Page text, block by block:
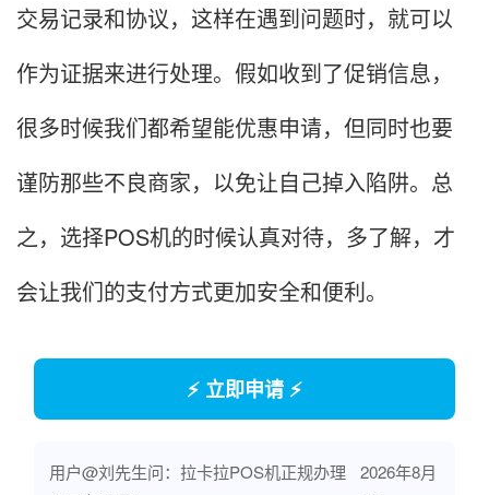
交易记录和协议，这样在遇到问题时，就可以
作为证据来进行处理。假如收到了促销信息，
很多时候我们都希望能优惠申请，但同时也要
谨防那些不良商家，以免让自己掉入陷阱。总
之，选择POS机的时候认真对待，多了解，才
会让我们的支付方式更加安全和便利。
⚡ 立即申请 ⚡
用户@刘先生问：拉卡拉POS机正规办理
2026年8月